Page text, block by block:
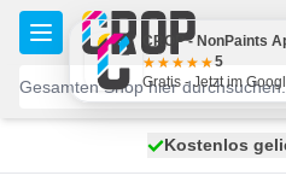
Zum Inhalt springen
Kostenlos
100 Tage
CROP - NonPaints
5
Gratis - Jetzt im